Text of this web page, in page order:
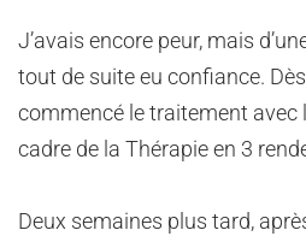
J’avais encore peur, mais
tout de suite eu confiance. Dès
commencé le traitement avec
cadre de la Thérapie en 3
Deux semaines plus tard,